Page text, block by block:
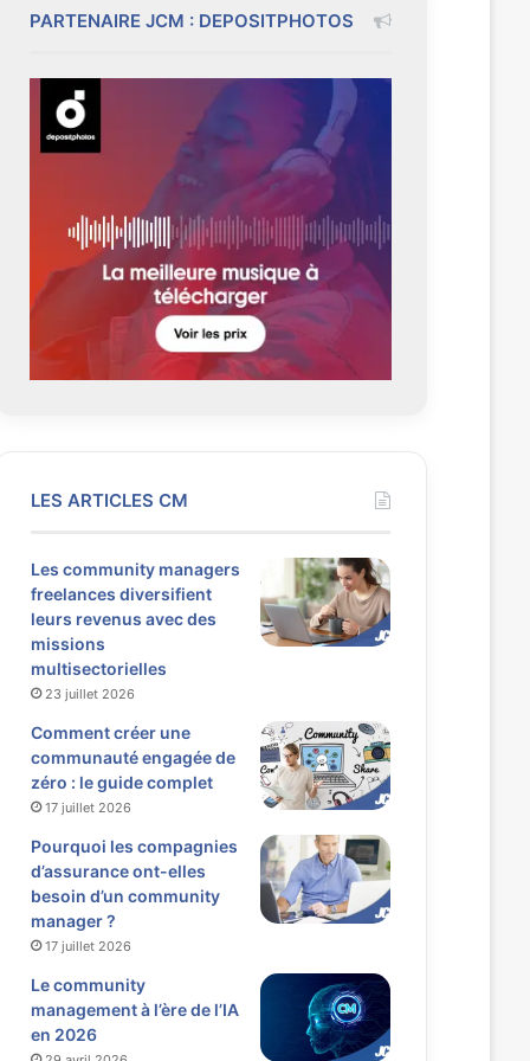
PARTENAIRE JCM : DEPOSITPHOTOS
LES ARTICLES CM
Les community managers
freelances diversifient
leurs revenus avec des
missions
multisectorielles
23 juillet 2026
Comment créer une
communauté engagée de
zéro : le guide complet
17 juillet 2026
Pourquoi les compagnies
d’assurance ont-elles
besoin d’un community
manager ?
17 juillet 2026
Le community
management à l’ère de l’IA
en 2026